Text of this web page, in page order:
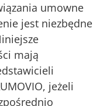
umowne
jest niezbędne
mają
jeżeli